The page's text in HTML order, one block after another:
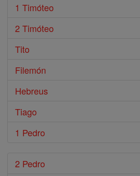
1 Timóteo
2 Timóteo
Tito
Filemón
Hebreus
Tiago
1 Pedro
2 Pedro